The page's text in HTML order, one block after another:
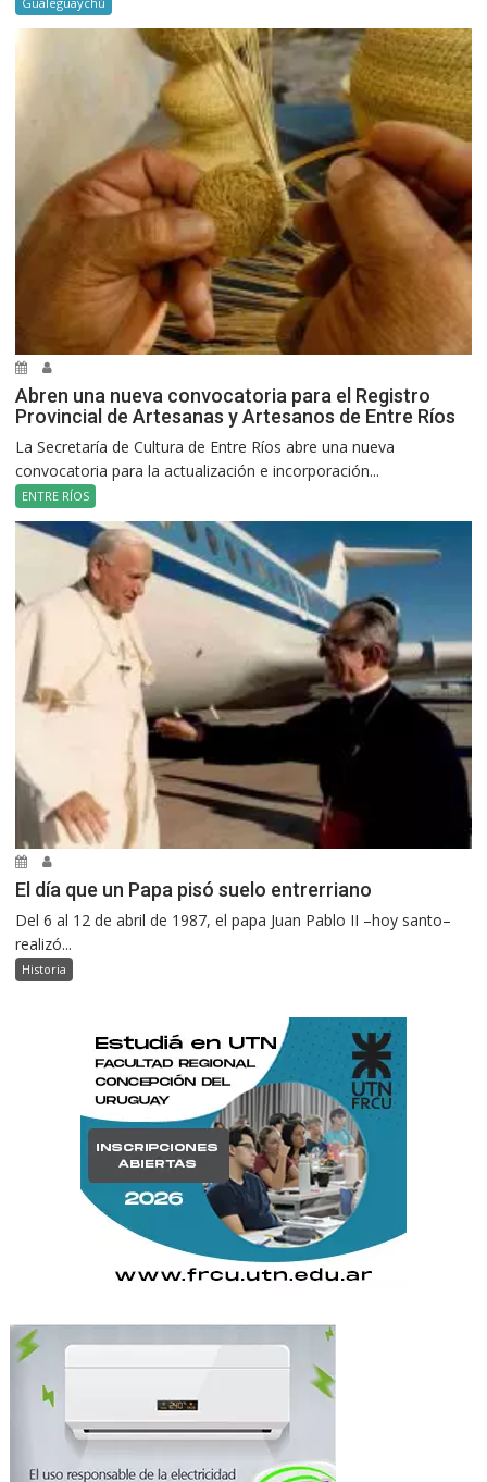
Abren una nueva convocatoria para el Registro
Provincial de Artesanas y Artesanos de Entre Ríos
La Secretaría de Cultura de Entre Ríos abre una nueva
convocatoria para la actualización e incorporación...
ENTRE RÍOS
El día que un Papa pisó suelo entrerriano
Del 6 al 12 de abril de 1987, el papa Juan Pablo II –hoy santo–
realizó...
Historia